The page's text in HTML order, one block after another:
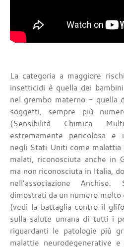
La categoria a maggiore
insetticidi è quella dei
nel grembo materno - quella
soggetti, sempre più
(Sensibilità Chimica
estremamente pericolosa e
negli Stati Uniti come
malati, riconosciuta anche in
ma non riconosciuta in Italia,
nell’associazione
dimostrati da un numero
(vedi la battaglia contro il
sulla salute umana di tutti i
riguardanti le patologie più
malattie neurodegenerative